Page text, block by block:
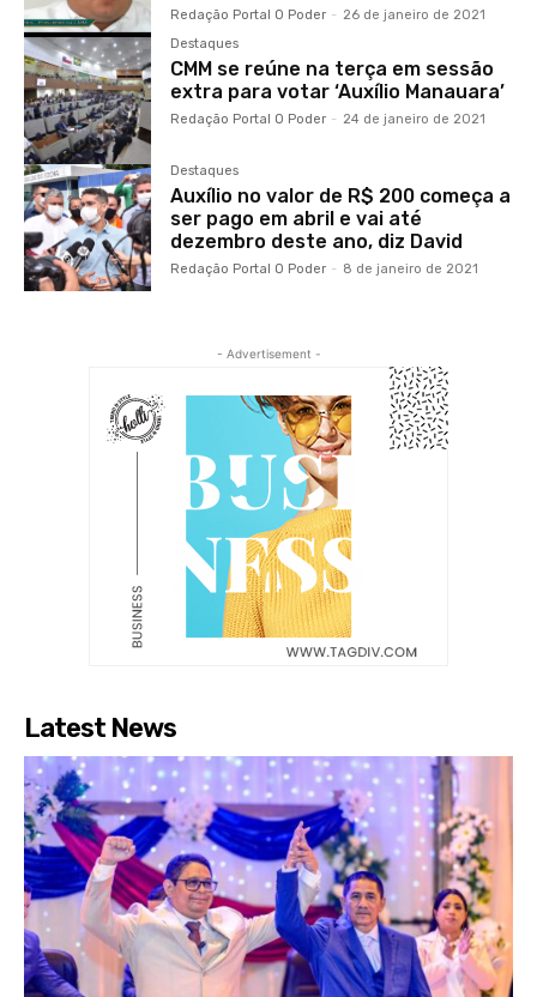
Redação Portal O Poder - 26 de janeiro de 2021
Destaques
CMM se reúne na terça em sessão
extra para votar ‘Auxílio Manauara’
Redação Portal O Poder - 24 de janeiro de 2021
Destaques
Auxílio no valor de R$ 200 começa a
ser pago em abril e vai até
dezembro deste ano, diz David
Redação Portal O Poder - 8 de janeiro de 2021
- Advertisement -
Latest News